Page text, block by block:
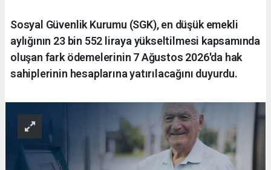
Sosyal Güvenlik Kurumu (SGK), en düşük emekli
aylığının 23 bin 552 liraya yükseltilmesi kapsamında
oluşan fark ödemelerinin 7 Ağustos 2026'da hak
sahiplerinin hesaplarına yatırılacağını duyurdu.